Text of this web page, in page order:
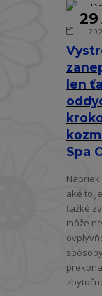
len
Spa
29
⁓
Napriek
aké to
ťažké
môže